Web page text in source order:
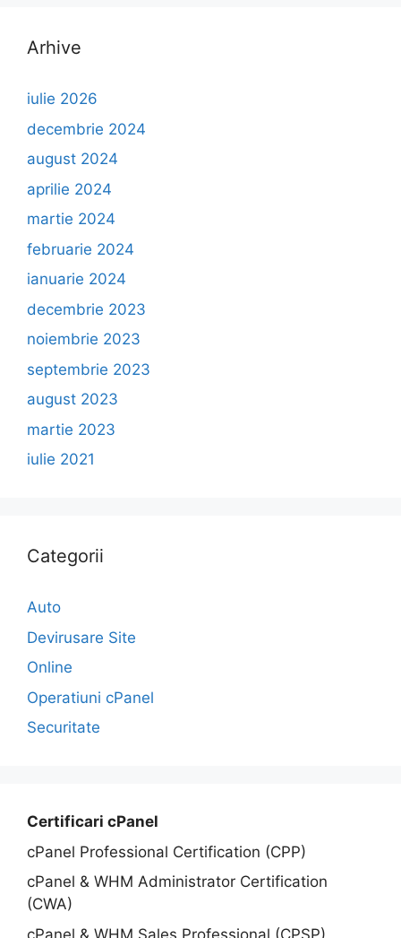
Arhive
iulie 2026
decembrie 2024
august 2024
aprilie 2024
martie 2024
februarie 2024
ianuarie 2024
decembrie 2023
noiembrie 2023
septembrie 2023
august 2023
martie 2023
iulie 2021
Categorii
Auto
Devirusare Site
Online
Operatiuni cPanel
Securitate
Certificari cPanel
cPanel Professional Certification (CPP)
cPanel & WHM Administrator Certification
(CWA)
cPanel & WHM Sales Professional (CPSP)